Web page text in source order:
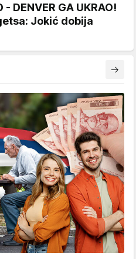
- DENVER GA UKRAO!
Jokić dobija